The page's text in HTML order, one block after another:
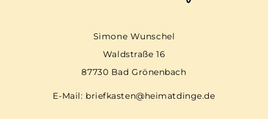
Simone Wunschel
Waldstraße 16
87730 Bad Grönenbach
E-Mail: briefkasten@heimatdinge.de